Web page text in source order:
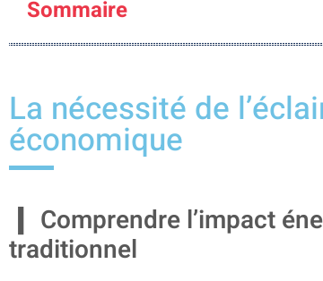
Sommaire
La nécessité de
économique
Comprendre l’impact
traditionnel